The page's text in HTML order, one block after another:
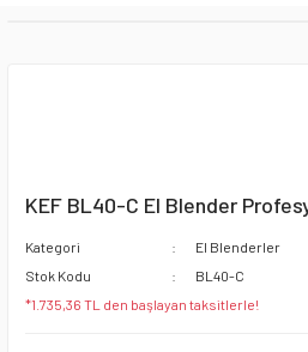
KEF BL40-C El Blender
Kategori
El Blenderler
Stok Kodu
BL40-C
*1.735,36 TL den başlayan taksitlerle!